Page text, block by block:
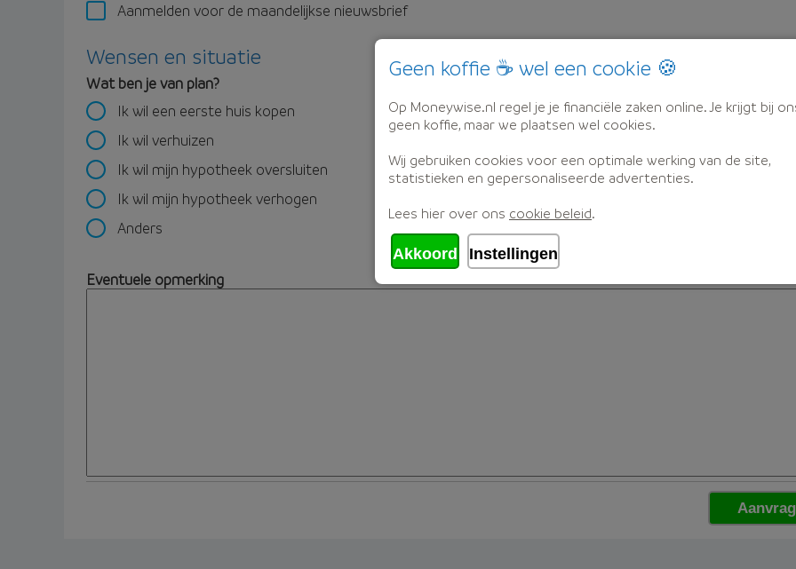
Aanmelden voor de maandelijkse nieuwsbrief
Wensen en situatie
Wat ben je van plan?
Ik wil een eerste huis kopen
Ik wil verhuizen
Ik wil mijn hypotheek oversluiten
Ik wil mijn hypotheek verhogen
Anders
Eventuele opmerking
Geen koffie ☕ wel een cookie 🍪
Op Moneywise.nl regel je je financiële zaken online. Je krijgt bij
geen koffie, maar we plaatsen wel cookies.
Wij gebruiken cookies voor een optimale werking van de site,
statistieken en gepersonaliseerde advertenties.
Lees hier over ons cookie beleid.
Akkoord Instellingen